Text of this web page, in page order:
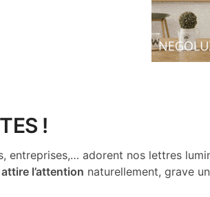
!
entreprises,… adorent nos lettres
l’attention naturellement, grave